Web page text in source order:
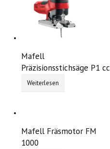
Mafell
Präzisionsstichsäge P1 cc
Weiterlesen
Mafell Fräsmotor FM
1000